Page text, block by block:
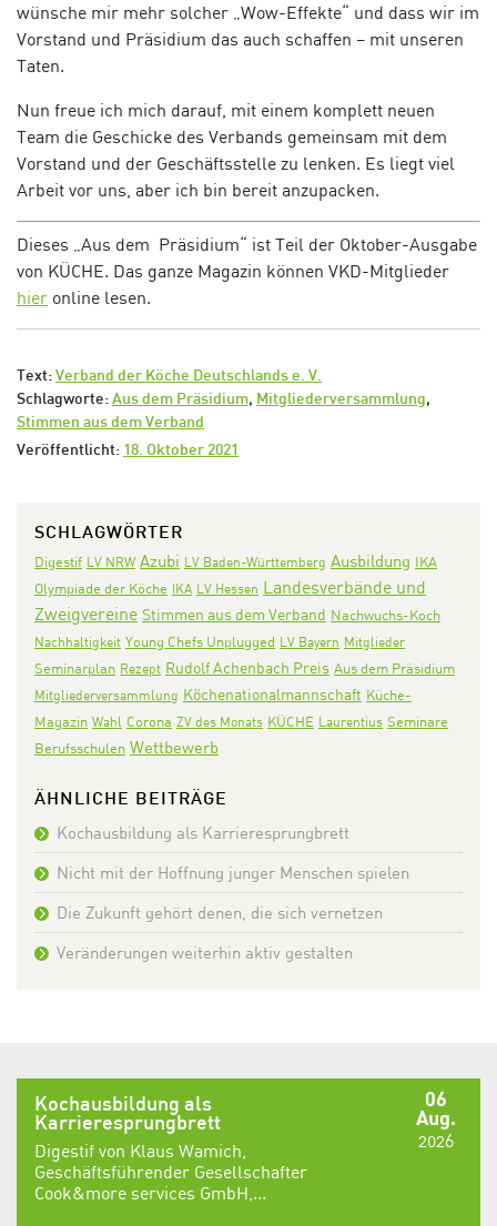
wünsche mir mehr solcher „Wow-Effekte“ und dass wir im
Vorstand und Präsidium das auch schaffen – mit unseren
Taten.
Nun freue ich mich darauf, mit einem komplett neuen
Team die Geschicke des Verbands gemeinsam mit dem
Vorstand und der Geschäftsstelle zu lenken. Es liegt viel
Arbeit vor uns, aber ich bin bereit anzupacken.
Dieses „Aus dem Präsidium“ ist Teil der Oktober-Ausgabe
von KÜCHE. Das ganze Magazin können VKD-Mitglieder
hier online lesen.
Text: Verband der Köche Deutschlands e. V.
Schlagworte: Aus dem Präsidium, Mitgliederversammlung,
Stimmen aus dem Verband
Veröffentlicht: 18. Oktober 2021
SCHLAGWÖRTER
Digestif LV NRW Azubi LV Baden-Württemberg Ausbildung IKA
Olympiade der Köche IKA LV Hessen Landesverbände und
Zweigvereine Stimmen aus dem Verband Nachwuchs-Koch
Nachhaltigkeit Young Chefs Unplugged LV Bayern Mitglieder
Seminarplan Rezept Rudolf Achenbach Preis Aus dem Präsidium
Mitgliederversammlung Köchenationalmannschaft Küche-
Magazin Wahl Corona ZV des Monats KÜCHE Laurentius Seminare
Berufsschulen Wettbewerb
ÄHNLICHE BEITRÄGE
Kochausbildung als Karrieresprungbrett
Nicht mit der Hoffnung junger Menschen spielen
Die Zukunft gehört denen, die sich vernetzen
Veränderungen weiterhin aktiv gestalten
06
Aug.
2026
Kochausbildung als
Karrieresprungbrett
Digestif von Klaus Wamich,
Geschäftsführender Gesellschafter
Cook&more services GmbH,...